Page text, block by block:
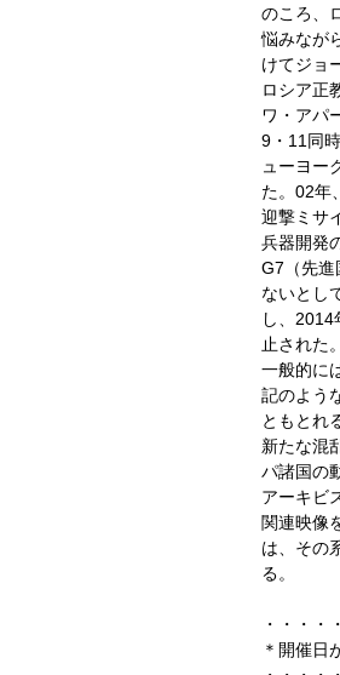
のころ、
悩みなが
けてジョ
ロシア正
ワ・アパ
9・11同
ューヨー
た。02年
迎撃ミサ
兵器開発
G7（先進
ないとし
し、
止された。
一般的に
記のよう
ともとれ
新たな混
パ諸国の
アーキビ
関連映像
は、その
る。
・・・・
＊開催日